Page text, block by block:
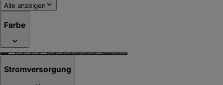
Alle anzeigen
Farbe
Stromversorgung